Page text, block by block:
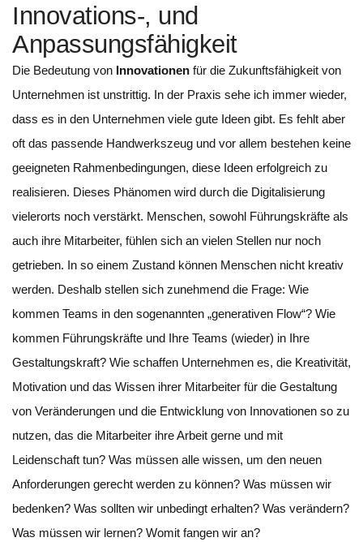
Innovations-, und
Anpassungsfähigkeit
Die Bedeutung von Innovationen für die Zukunftsfähigkeit von
Unternehmen ist unstrittig. In der Praxis sehe ich immer wieder,
dass es in den Unternehmen viele gute Ideen gibt. Es fehlt aber
oft das passende Handwerkszeug und vor allem bestehen keine
geeigneten Rahmenbedingungen, diese Ideen erfolgreich zu
realisieren. Dieses Phänomen wird durch die Digitalisierung
vielerorts noch verstärkt. Menschen, sowohl Führungskräfte als
auch ihre Mitarbeiter, fühlen sich an vielen Stellen nur noch
getrieben. In so einem Zustand können Menschen nicht kreativ
werden. Deshalb stellen sich zunehmend die Frage: Wie
kommen Teams in den sogenannten „generativen Flow“? Wie
kommen Führungskräfte und Ihre Teams (wieder) in Ihre
Gestaltungskraft? Wie schaffen Unternehmen es, die Kreativität,
Motivation und das Wissen ihrer Mitarbeiter für die Gestaltung
von Veränderungen und die Entwicklung von Innovationen so zu
nutzen, das die Mitarbeiter ihre Arbeit gerne und mit
Leidenschaft tun? Was müssen alle wissen, um den neuen
Anforderungen gerecht werden zu können? Was müssen wir
bedenken? Was sollten wir unbedingt erhalten? Was verändern?
Was müssen wir lernen? Womit fangen wir an?